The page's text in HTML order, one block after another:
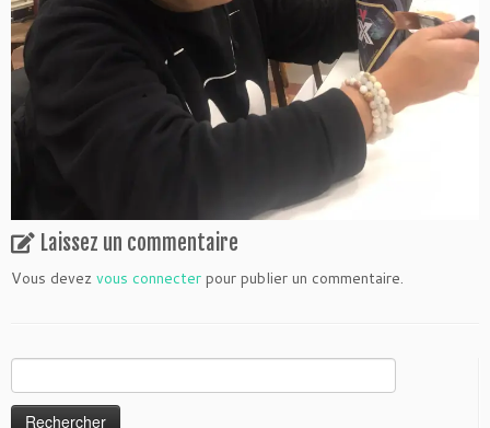
Laissez un commentaire
Vous devez vous connecter pour publier un commentaire.
Rechercher :